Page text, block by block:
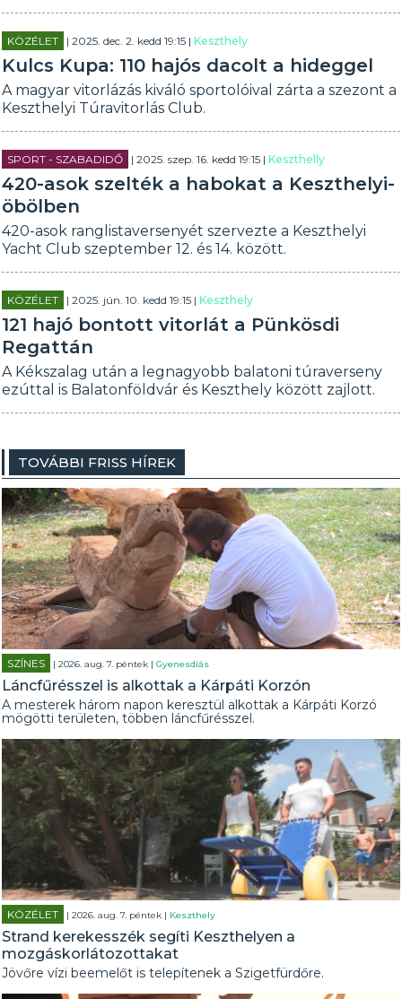
KÖZÉLET | 2025. dec. 2. kedd 19:15 |Keszthely
Kulcs Kupa: 110 hajós dacolt a hideggel
A magyar vitorlázás kiváló sportolóival zárta a szezont a
Keszthelyi Túravitorlás Club.
SPORT - SZABADIDŐ | 2025. szep. 16. kedd 19:15 |Keszthelly
420-asok szelték a habokat a Keszthelyi-
öbölben
420-asok ranglistaversenyét szervezte a Keszthelyi
Yacht Club szeptember 12. és 14. között.
KÖZÉLET | 2025. jún. 10. kedd 19:15 |Keszthely
121 hajó bontott vitorlát a Pünkösdi
Regattán
A Kékszalag után a legnagyobb balatoni túraverseny
ezúttal is Balatonföldvár és Keszthely között zajlott.
TOVÁBBI FRISS HÍREK
SZÍNES | 2026. aug. 7. péntek |Gyenesdiás
Láncfűrésszel is alkottak a Kárpáti Korzón
A mesterek három napon keresztül alkottak a Kárpáti Korzó
mögötti területen, többen láncfűrésszel.
KÖZÉLET | 2026. aug. 7. péntek | Keszthely
Strand kerekesszék segíti Keszthelyen a
mozgáskorlátozottakat
Jövőre vízi beemelőt is telepítenek a Szigetfürdőre.